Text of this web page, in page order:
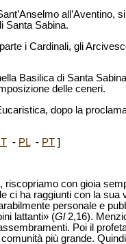
Santa Sabina.
i Cardinali, gli
Basilica di Santa
delle ceneri.
dopo la
- PL- PT ]
riscopriamo con gioia
ci ha raggiunti con la
personale e
lattanti» (Gl2,16).
Poi il
più grande.